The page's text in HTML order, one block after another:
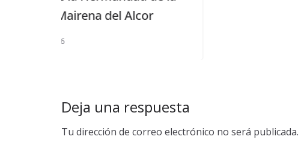
Deja una respuesta
Tu dirección de correo electrónico no será publicada.